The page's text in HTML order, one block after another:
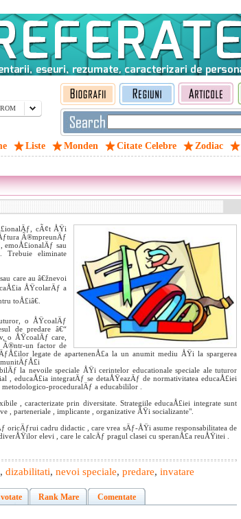
ROM
Liste Monden Citate Celebre Zodiac
cÃ¢t ÅŸi
Ã®mpreunÄƒ
emoÅ£ionalÄƒ sau
Trebuie eliminate
care au â€žnevoi
ÅŸcolarÄƒ a
toÅ£iâ€.
o ÅŸcoalÄƒ
de predare â€“
o ÅŸcoalÄƒ care,
Ã®ntr-un factor de
legate de apartenenÅ£a la un anumit mediu ÅŸi la spargerea
la nevoile speciale ÅŸi cerintelor educationale speciale ale tuturor
educaÅ£ia integratÄƒ se detaÅŸeazÄƒ de normativitatea educaÅ£iei
proceduralÄƒ a educabililor .
, caracterizate prin diversitate. Strategiile educaÅ£iei integrate sunt
, parteneriale , implicante , organizative ÅŸi socializante".
oricÄƒrui cadru didactic , care vrea sÄƒ-ÅŸi asume responsabilitatea de
elevi , care le calcÄƒ pragul clasei cu speranÅ£a reuÅŸitei .
, dizabilitati, nevoi speciale, predare, invatare
Rank Mare Comentate